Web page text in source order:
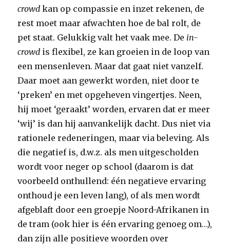
crowdkan op compassie en inzet rekenen, de
rest moet maar afwachten hoe de bal rolt, de
pet staat. Gelukkig valt het vaak mee. De in-
crowd is flexibel, ze kan groeien in de loop van
een mensenleven. Maar dat gaat niet vanzelf.
Daar moet aan gewerkt worden, niet door te
‘preken’ en met opgeheven vingertjes. Neen,
hij moet ‘geraakt’ worden, ervaren dat er meer
‘wij’ is dan hij aanvankelijk dacht. Dus niet via
rationele redeneringen, maar via beleving. Als
die negatief is, d.w.z. als men uitgescholden
wordt voor neger op school (daarom is dat
voorbeeld onthullend: één negatieve ervaring
onthoud je een leven lang), of als men wordt
afgeblaft door een groepje Noord-Afrikanen in
de tram (ook hier is één ervaring genoeg om…),
dan zijn alle positieve woorden over